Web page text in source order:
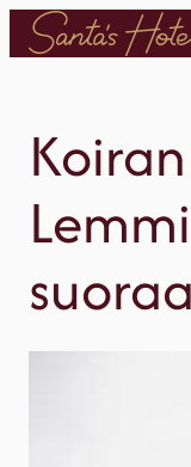
Siirry
sisältöön